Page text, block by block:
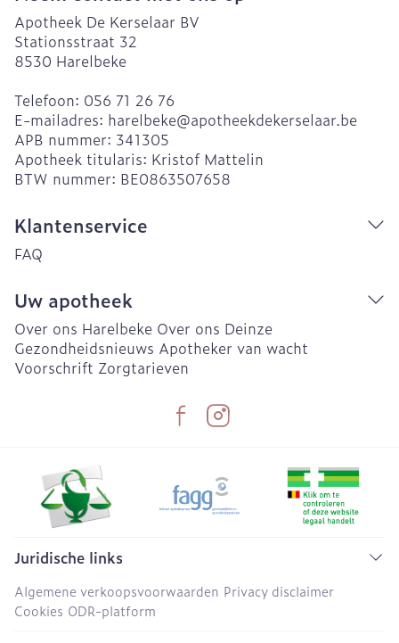
Apotheek De Kerselaar BV
Stationsstraat 32
8530 Harelbeke
Telefoon: 056 71 26 76
E-mailadres: harelbeke@apotheekdekerselaar.be
APB nummer: 341305
Apotheek titularis: Kristof Mattelin
BTW nummer: BE0863507658
Klantenservice
FAQ
Uw apotheek
Over ons Harelbeke Over ons Deinze
Gezondheidsnieuws Apotheker van wacht
Voorschrift Zorgtarieven
Juridische links
Algemene verkoopsvoorwaarden Privacy disclaimer
Cookies ODR-platform